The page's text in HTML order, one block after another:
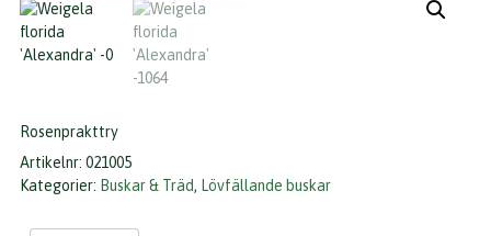
Rosenprakttry
Artikelnr: 021005
Kategorier: Buskar & Träd, Lövfällande buskar